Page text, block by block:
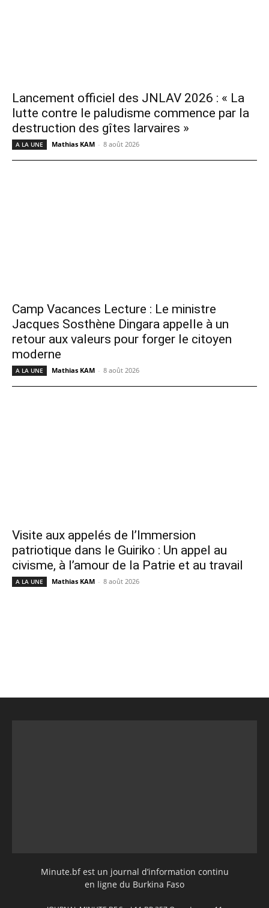
Lancement officiel des JNLAV 2026 : « La
lutte contre le paludisme commence par la
destruction des gîtes larvaires »
A LA UNE Mathias KAM - 8 août 2026
Camp Vacances Lecture : Le ministre
Jacques Sosthène Dingara appelle à un
retour aux valeurs pour forger le citoyen
moderne
A LA UNE Mathias KAM - 8 août 2026
Visite aux appelés de l’Immersion
patriotique dans le Guiriko : Un appel au
civisme, à l’amour de la Patrie et au travail
A LA UNE Mathias KAM - 8 août 2026
Minute.bf est un journal d’information continu
en ligne du Burkina Faso